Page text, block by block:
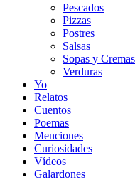
Pescados
Pizzas
Postres
Salsas
Sopas y Cremas
Verduras
Yo
Relatos
Cuentos
Poemas
Menciones
Curiosidades
Vídeos
Galardones